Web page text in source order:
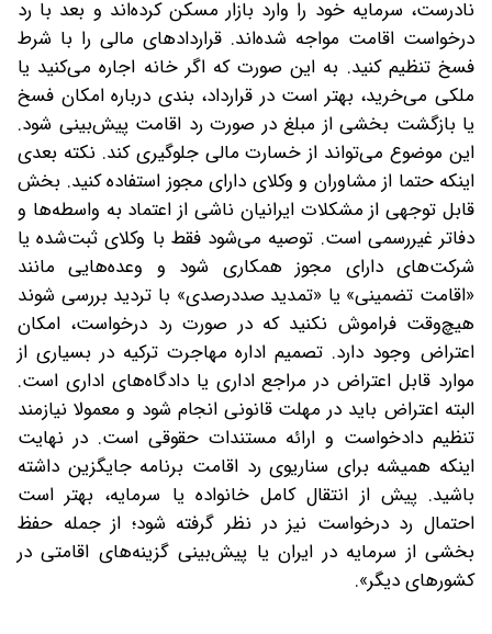
نادرست، سرمایه خود را وارد بازار مسکن کرده‌اند و بعد با رد
درخواست اقامت مواجه شده‌اند. قراردادهای مالی را با شرط
فسخ تنظیم کنید. به این صورت که اگر خانه اجاره می‌کنید یا
ملکی می‌خرید، بهتر است در قرارداد، بندی درباره امکان فسخ
یا بازگشت بخشی از مبلغ در صورت رد اقامت پیش‌بینی شود.
این موضوع می‌تواند از خسارت مالی جلوگیری کند. نکته بعدی
اینکه حتما از مشاوران و وکلای دارای مجوز استفاده کنید. بخش
قابل توجهی از مشکلات ایرانیان ناشی از اعتماد به واسطه‌ها و
دفاتر غیررسمی است. توصیه می‌شود فقط با وکلای ثبت‌شده یا
شرکت‌های دارای مجوز همکاری شود و وعده‌هایی مانند
«اقامت تضمینی» یا «تمدید صددرصدی» با تردید بررسی شوند
هیچ‌وقت فراموش نکنید که در صورت رد درخواست، امکان
اعتراض وجود دارد. تصمیم اداره مهاجرت ترکیه در بسیاری از
موارد قابل اعتراض در مراجع اداری یا دادگاه‌های اداری است.
البته اعتراض باید در مهلت قانونی انجام شود و معمولا نیازمند
تنظیم دادخواست و ارائه مستندات حقوقی است. در نهایت
اینکه همیشه برای سناریوی رد اقامت برنامه جایگزین داشته
باشید. پیش از انتقال کامل خانواده یا سرمایه، بهتر است
احتمال رد درخواست نیز در نظر گرفته شود؛ از جمله حفظ
بخشی از سرمایه در ایران یا پیش‌بینی گزینه‌های اقامتی در
کشورهای دیگر».